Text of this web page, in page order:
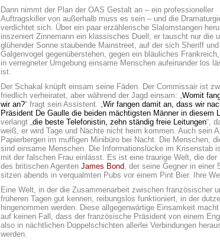
Dann nimmt der Plan der OAS Gestalt an – ein professioneller
Auftragskiller von außerhalb muss es sein – und die
verdichtet sich. Über ein paar erzählerische Slalomstangen
inszeniert Zinnemann ein klassisches Duell; er tauscht nur die
glühender Sonne staubende Mainstreet, auf der sich Sheriff und
Galgenvogel gegenüberstehen, gegen ein bläuliches
in verregneter Umgebung einsame Menschen aufeinander los
ist.
Der Schakal knüpft einsam seine Fäden. Der Commissair ist
friedlich verheiratet, aber während der Jagd einsam: „Womit
wir an?“ fragt sein Assistent. „Wir fangen damit an, dass wir
Präsident De Gaulle die beiden mächtigsten Männer in diesem
verlangt „die beste Telefonistin, zehn ständig freie Leitungen“,
weiß, er wird Tage und Nächte nicht heim kommen. Auch sein
Papierbergen im muffigen Minibüro bei Nacht. Die Menschen,
sind einsame Menschen. Die Informationslücke im Krisenstab
mit der falschen Frau einlässt. Es ist eine traurige Welt, die
des britischen Agenten James Bond, der seine Gegner in einer
sitzen abends in verqualmten Pubs vor einem Pint Bier. Ihre
Eine Welt, in der die Zusammenarbeit zwischen französischer
früheren Tagen gut kennen, reibungslos funktioniert, in der
hingenommen werden. Diese allgegenwärtige Einsamkeit
auf keinen Fall, dass der französische Präsident von einem
also in nächtlichen Doppelschichten allerlei Verbindungen
werden.